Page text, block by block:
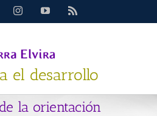
InstagramYouTubeRss
el desarrollo
la orientación